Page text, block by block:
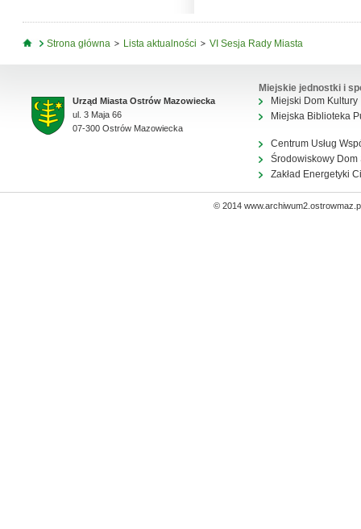
Jesteś tutaj
Strona główna Lista aktualności VI Sesja Rady Miasta
Urząd Miasta Ostrów Mazowiecka
ul. 3 Maja 66
07-300 Ostrów Mazowiecka
Miejskie jednostki i
Miejski Dom Kultury
Miejska Biblioteka
Centrum Usług
Środowiskowy Dom
Zakład Energetyki
© 2014